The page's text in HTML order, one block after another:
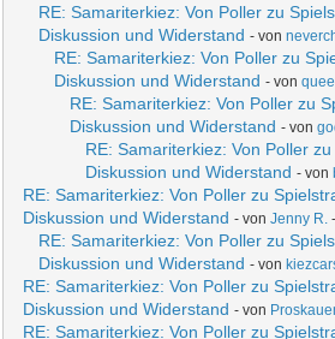
RE: Samariterkiez: Von Poller zu
Diskussion und Widerstand - von
RE: Samariterkiez: Von Poller zu
Diskussion und Widerstand - von
RE: Samariterkiez: Von Poller zu
Diskussion und Widerstand - von
RE: Samariterkiez: Von Poller
Diskussion und Widerstand - von
RE: Samariterkiez: Von Poller zu
Diskussion und Widerstand - vonJenny R.
RE: Samariterkiez: Von Poller zu
Diskussion und Widerstand - von
RE: Samariterkiez: Von Poller zu
Diskussion und Widerstand - von
RE: Samariterkiez: Von Poller zu